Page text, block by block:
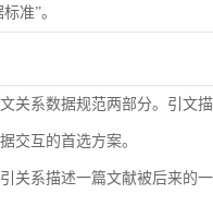
准”。
系数据规范两部分。引文
交互的首选方案。
关系描述一篇文献被后来的